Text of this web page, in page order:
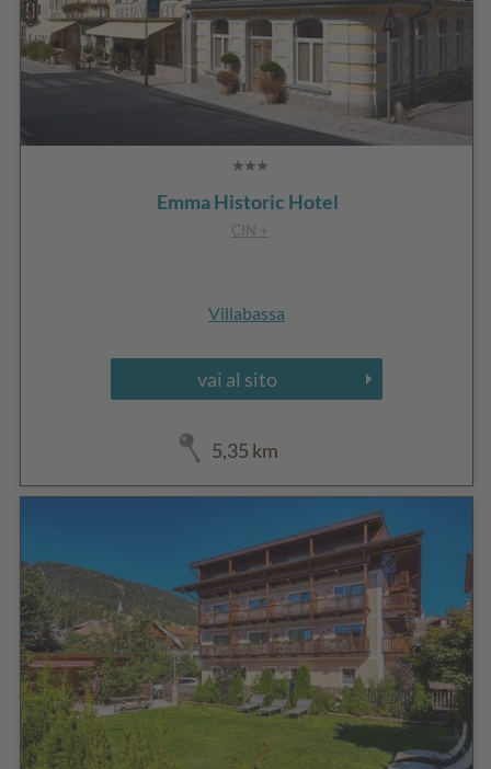
Emma Historic Hotel
CIN +
Villabassa
vai al sito
5,35 km